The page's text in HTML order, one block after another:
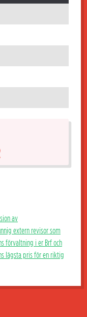
av
extern revisor som
förvaltning i er Brf och
lägsta pris för en riktig